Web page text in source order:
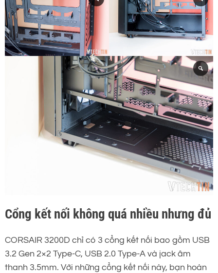
Cổng kết nối không quá nhiều nhưng đủ
CORSAIR 3200D chỉ có 3 cổng kết nối bao gồm USB
3.2 Gen 2×2 Type-C, USB 2.0 Type-A và jack âm
thanh 3.5mm. Với những cổng kết nối này, bạn hoàn